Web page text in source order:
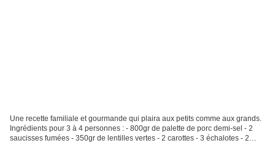
Une recette familiale et gourmande qui plaira aux petits comme aux grands.
Ingrédients pour 3 à 4 personnes : - 800gr de palette de porc demi-sel - 2
saucisses fumées - 350gr de lentilles vertes - 2 carottes - 3 échalotes - 2